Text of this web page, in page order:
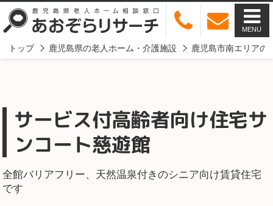
MENU
トップ 鹿児島県の老人ホーム・介護施設 鹿児島市南エリアの
サービス付高齢者向け住宅サ
ンコート慈遊館
全館バリアフリー、天然温泉付きのシニア向け賃貸住宅
です